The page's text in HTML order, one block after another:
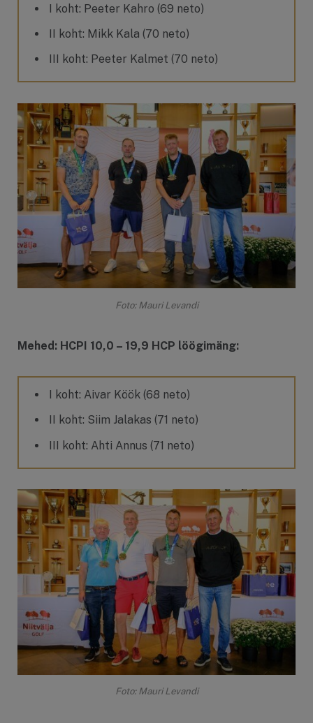
I koht: Peeter Kahro (69 neto)
II koht: Mikk Kala (70 neto)
III koht: Peeter Kalmet (70 neto)
Foto: Mauri Levandi
Mehed: HCPI 10,0 – 19,9 HCP löögimäng:
I koht: Aivar Köök (68 neto)
II koht: Siim Jalakas (71 neto)
III koht: Ahti Annus (71 neto)
Foto: Mauri Levandi